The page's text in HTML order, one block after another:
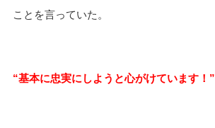
ことを言っていた。
“基本に忠実にしようと心がけています！ ”